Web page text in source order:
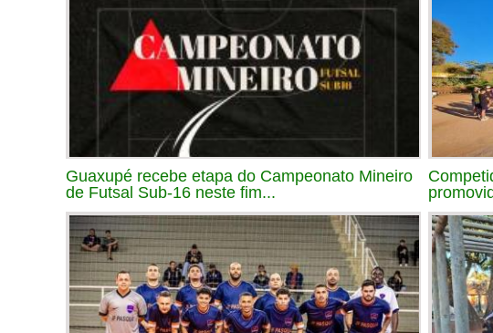
Guaxupé recebe etapa do Campeonato Mineiro
de Futsal Sub-16 neste fim...